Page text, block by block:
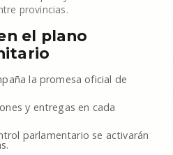
provincias.
el plano
la promesa oficial de
y entregas en cada
parlamentario se activarán